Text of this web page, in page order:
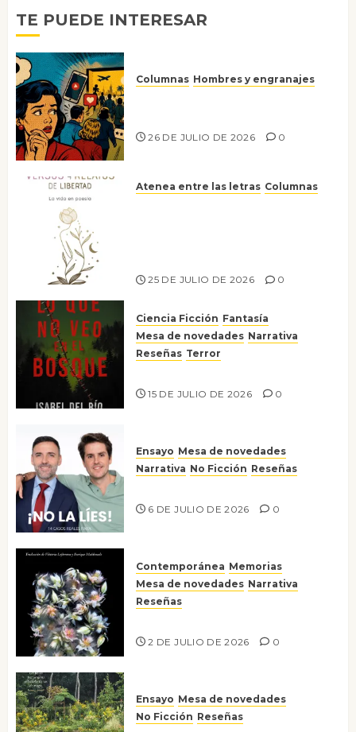
TE PUEDE INTERESAR
Columnas Hombres y engranajes
26 DE JULIO DE 2026 0
Atenea entre las letras Columnas
25 DE JULIO DE 2026 0
Ciencia Ficción Fantasía
Mesa de novedades Narrativa
Reseñas Terror
15 DE JULIO DE 2026 0
Ensayo Mesa de novedades
Narrativa No Ficción Reseñas
6 DE JULIO DE 2026 0
Contemporánea Memorias
Mesa de novedades Narrativa
Reseñas
2 DE JULIO DE 2026 0
Ensayo Mesa de novedades
No Ficción Reseñas